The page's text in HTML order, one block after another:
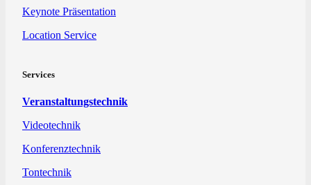
Keynote Präsentation
Location Service
Services
Veranstaltungstechnik
Videotechnik
Konferenztechnik
Tontechnik